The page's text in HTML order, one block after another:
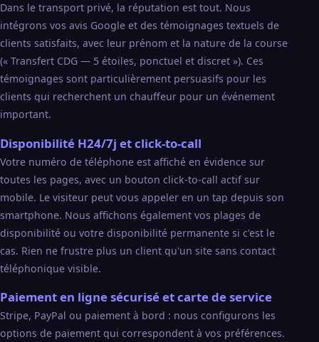
Dans le transport privé, la réputation est tout. Nous
intégrons vos avis Google et des témoignages textuels de
clients satisfaits, avec leur prénom et la nature de la course
(« Transfert CDG — 5 étoiles, ponctuel et discret »). Ces
témoignages sont particulièrement persuasifs pour les
clients qui recherchent un chauffeur pour un événement
important.
Disponibilité H24/7j et click-to-call
Votre numéro de téléphone est affiché en évidence sur
toutes les pages, avec un bouton click-to-call actif sur
mobile. Le visiteur peut vous appeler en un tap depuis son
smartphone. Nous affichons également vos plages de
disponibilité ou votre disponibilité permanente si c'est le
cas. Rien ne frustre plus un client qu'un site sans contact
téléphonique visible.
Paiement en ligne sécurisé et carte de service
Stripe, PayPal ou paiement à bord : nous configurons les
options de paiement qui correspondent à vos préférences.